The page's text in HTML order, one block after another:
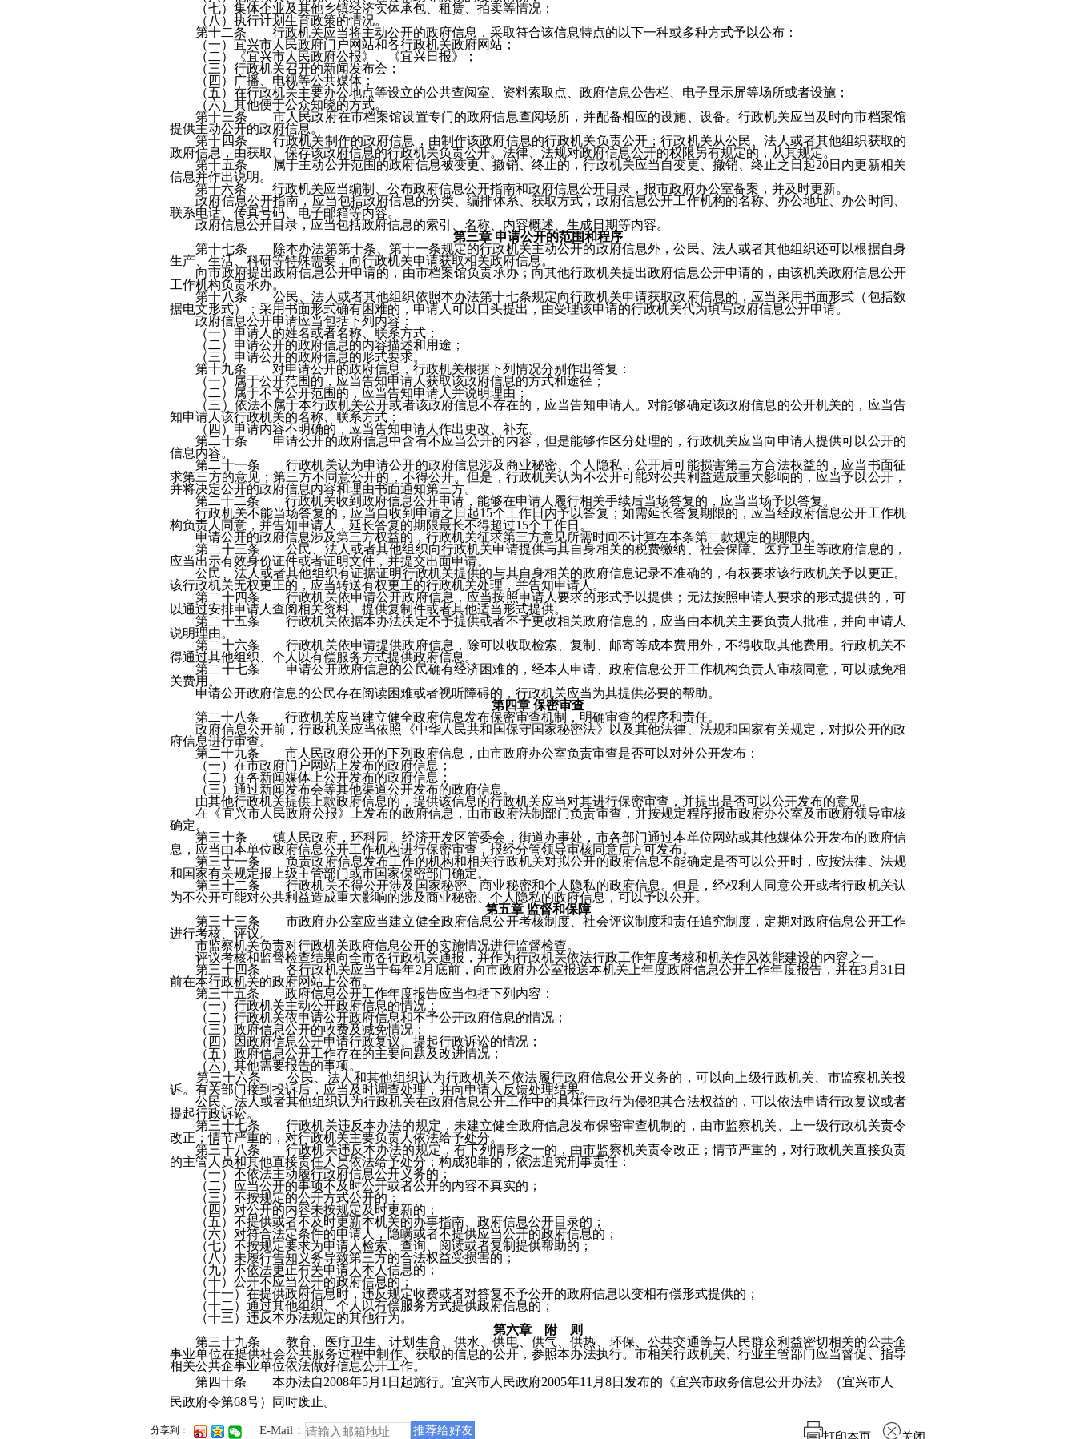
（七）集体企业及其他乡镇经济实体承包、租赁、拍卖等情况；
（八）执行计划生育政策的情况。
第十二条 行政机关应当将主动公开的政府信息，采取符合该信息特点的以下一种或多种方式予以公布：
（一）宜兴市人民政府门户网站和各行政机关政府网站；
（二）《宜兴市人民政府公报》、《宜兴日报》；
（三）行政机关召开的新闻发布会；
（四）广播、电视等公共媒体；
（五）在行政机关主要办公地点等设立的公共查阅室、资料索取点、政府信息公告栏、电子显示屏等场所或者设施；
（六）其他便于公众知晓的方式。
第十三条 市人民政府在市档案馆设置专门的政府信息查阅场所，并配备相应的设施、设备。行政机关应当及时向市档案馆
提供主动公开的政府信息。
第十四条 行政机关制作的政府信息，由制作该政府信息的行政机关负责公开；行政机关从公民、法人或者其他组织获取的
政府信息，由获取、保存该政府信息的行政机关负责公开。法律、法规对政府信息公开的权限另有规定的，从其规定。
第十五条 属于主动公开范围的政府信息被变更、撤销、终止的，行政机关应当自变更、撤销、终止之日起20日内更新相关
信息并作出说明。
第十六条 行政机关应当编制、公布政府信息公开指南和政府信息公开目录，报市政府办公室备案，并及时更新。
政府信息公开指南，应当包括政府信息的分类、编排体系、获取方式，政府信息公开工作机构的名称、办公地址、办公时间、
联系电话、传真号码、电子邮箱等内容。
政府信息公开目录，应当包括政府信息的索引、名称、内容概述、生成日期等内容。
第三章 申请公开的范围和程序
第十七条 除本办法第第十条、第十一条规定的行政机关主动公开的政府信息外，公民、法人或者其他组织还可以根据自身
生产、生活、科研等特殊需要，向行政机关申请获取相关政府信息。
向市政府提出政府信息公开申请的，由市档案馆负责承办；向其他行政机关提出政府信息公开申请的，由该机关政府信息公开
工作机构负责承办。
第十八条 公民、法人或者其他组织依照本办法第十七条规定向行政机关申请获取政府信息的，应当采用书面形式（包括数
据电文形式）；采用书面形式确有困难的，申请人可以口头提出，由受理该申请的行政机关代为填写政府信息公开申请。
政府信息公开申请应当包括下列内容：
（一）申请人的姓名或者名称、联系方式；
（二）申请公开的政府信息的内容描述和用途；
（三）申请公开的政府信息的形式要求。
第十九条 对申请公开的政府信息，行政机关根据下列情况分别作出答复：
（一）属于公开范围的，应当告知申请人获取该政府信息的方式和途径；
（二）属于不予公开范围的，应当告知申请人并说明理由；
（三）依法不属于本行政机关公开或者该政府信息不存在的，应当告知申请人。对能够确定该政府信息的公开机关的，应当告
知申请人该行政机关的名称、联系方式；
（四）申请内容不明确的，应当告知申请人作出更改、补充。
第二十条 申请公开的政府信息中含有不应当公开的内容，但是能够作区分处理的，行政机关应当向申请人提供可以公开的
信息内容。
第二十一条 行政机关认为申请公开的政府信息涉及商业秘密、个人隐私，公开后可能损害第三方合法权益的，应当书面征
求第三方的意见；第三方不同意公开的，不得公开。但是，行政机关认为不公开可能对公共利益造成重大影响的，应当予以公开，
并将决定公开的政府信息内容和理由书面通知第三方。
第二十二条 行政机关收到政府信息公开申请，能够在申请人履行相关手续后当场答复的，应当当场予以答复。
行政机关不能当场答复的，应当自收到申请之日起15个工作日内予以答复；如需延长答复期限的，应当经政府信息公开工作机
构负责人同意，并告知申请人，延长答复的期限最长不得超过15个工作日。
申请公开的政府信息涉及第三方权益的，行政机关征求第三方意见所需时间不计算在本条第二款规定的期限内。
第二十三条 公民、法人或者其他组织向行政机关申请提供与其自身相关的税费缴纳、社会保障、医疗卫生等政府信息的，
应当出示有效身份证件或者证明文件，并提交出面申请。
公民、法人或者其他组织有证据证明行政机关提供的与其自身相关的政府信息记录不准确的，有权要求该行政机关予以更正。
该行政机关无权更正的，应当转送有权更正的行政机关处理，并告知申请人。
第二十四条 行政机关依申请公开政府信息，应当按照申请人要求的形式予以提供；无法按照申请人要求的形式提供的，可
以通过安排申请人查阅相关资料、提供复制件或者其他适当形式提供。
第二十五条 行政机关依据本办法决定不予提供或者不予更改相关政府信息的，应当由本机关主要负责人批准，并向申请人
说明理由。
第二十六条 行政机关依申请提供政府信息，除可以收取检索、复制、邮寄等成本费用外，不得收取其他费用。行政机关不
得通过其他组织、个人以有偿服务方式提供政府信息。
第二十七条 申请公开政府信息的公民确有经济困难的，经本人申请、政府信息公开工作机构负责人审核同意，可以减免相
关费用。
申请公开政府信息的公民存在阅读困难或者视听障碍的，行政机关应当为其提供必要的帮助。
第四章 保密审查
第二十八条 行政机关应当建立健全政府信息发布保密审查机制，明确审查的程序和责任。
政府信息公开前，行政机关应当依照《中华人民共和国保守国家秘密法》以及其他法律、法规和国家有关规定，对拟公开的政
府信息进行审查。
第二十九条 市人民政府公开的下列政府信息，由市政府办公室负责审查是否可以对外公开发布：
（一）在市政府门户网站上发布的政府信息；
（二）在各新闻媒体上公开发布的政府信息；
（三）通过新闻发布会等其他渠道公开发布的政府信息。
由其他行政机关提供上款政府信息的，提供该信息的行政机关应当对其进行保密审查，并提出是否可以公开发布的意见。
在《宜兴市人民政府公报》上发布的政府信息，由市政府法制部门负责审查，并按规定程序报市政府办公室及市政府领导审核
确定。
第三十条 镇人民政府，环科园、经济开发区管委会，街道办事处，市各部门通过本单位网站或其他媒体公开发布的政府信
息，应当由本单位政府信息公开工作机构进行保密审查，报经分管领导审核同意后方可发布。
第三十一条 负责政府信息发布工作的机构和相关行政机关对拟公开的政府信息不能确定是否可以公开时，应按法律、法规
和国家有关规定报上级主管部门或市国家保密部门确定。
第三十二条 行政机关不得公开涉及国家秘密、商业秘密和个人隐私的政府信息。但是，经权利人同意公开或者行政机关认
为不公开可能对公共利益造成重大影响的涉及商业秘密、个人隐私的政府信息，可以予以公开。
第五章 监督和保障
第三十三条 市政府办公室应当建立健全政府信息公开考核制度、社会评议制度和责任追究制度，定期对政府信息公开工作
进行考核、评议。
市监察机关负责对行政机关政府信息公开的实施情况进行监督检查。
评议考核和监督检查结果向全市各行政机关通报，并作为行政机关依法行政工作年度考核和机关作风效能建设的内容之一。
第三十四条 各行政机关应当于每年2月底前，向市政府办公室报送本机关上年度政府信息公开工作年度报告，并在3月31日
前在本行政机关的政府网站上公布。
第三十五条 政府信息公开工作年度报告应当包括下列内容：
（一）行政机关主动公开政府信息的情况；
（二）行政机关依申请公开政府信息和不予公开政府信息的情况；
（三）政府信息公开的收费及减免情况；
（四）因政府信息公开申请行政复议、提起行政诉讼的情况；
（五）政府信息公开工作存在的主要问题及改进情况；
（六）其他需要报告的事项。
第三十六条 公民、法人和其他组织认为行政机关不依法履行政府信息公开义务的，可以向上级行政机关、市监察机关投
诉。有关部门接到投诉后，应当及时调查处理，并向申请人反馈处理结果。
公民、法人或者其他组织认为行政机关在政府信息公开工作中的具体行政行为侵犯其合法权益的，可以依法申请行政复议或者
提起行政诉讼。
第三十七条 行政机关违反本办法的规定，未建立健全政府信息发布保密审查机制的，由市监察机关、上一级行政机关责令
改正；情节严重的，对行政机关主要负责人依法给予处分。
第三十八条 行政机关违反本办法的规定，有下列情形之一的，由市监察机关责令改正；情节严重的，对行政机关直接负责
的主管人员和其他直接责任人员依法给予处分；构成犯罪的，依法追究刑事责任：
（一）不依法主动履行政府信息公开义务的；
（二）应当公开的事项不及时公开或者公开的内容不真实的；
（三）不按规定的公开方式公开的；
（四）对公开的内容未按规定及时更新的；
（五）不提供或者不及时更新本机关的办事指南、政府信息公开目录的；
（六）对符合法定条件的申请人，隐瞒或者不提供应当公开的政府信息的；
（七）不按规定要求为申请人检索、查询、阅读或者复制提供帮助的；
（八）未履行告知义务导致第三方的合法权益受损害的；
（九）不依法更正有关申请人本人信息的；
（十）公开不应当公开的政府信息的；
（十一）在提供政府信息时，违反规定收费或者对答复不予公开的政府信息以变相有偿形式提供的；
（十二）通过其他组织、个人以有偿服务方式提供政府信息的；
（十三）违反本办法规定的其他行为。
第六章 附 则
第三十九条 教育、医疗卫生、计划生育、供水、供电、供气、供热、环保、公共交通等与人民群众利益密切相关的公共企
事业单位在提供社会公共服务过程中制作、获取的信息的公开，参照本办法执行。市相关行政机关、行业主管部门应当督促、指导
相关公共企事业单位依法做好信息公开工作。
第四十条 本办法自2008年5月1日起施行。宜兴市人民政府2005年11月8日发布的《宜兴市政务信息公开办法》（宜兴市人
民政府令第68号）同时废止。
分享到： E-Mail： 推荐给好友